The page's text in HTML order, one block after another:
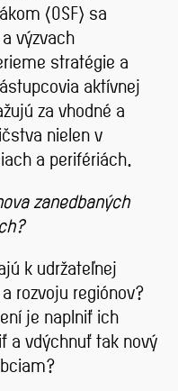
(OSF) sa
výzvach
stratégie a
aktívnej
za vhodné a
nielen v
a perifériách.
zanedbaných
k udržateľnej
rozvoju regiónov?
je naplniť ich
a vdýchnuť tak nový